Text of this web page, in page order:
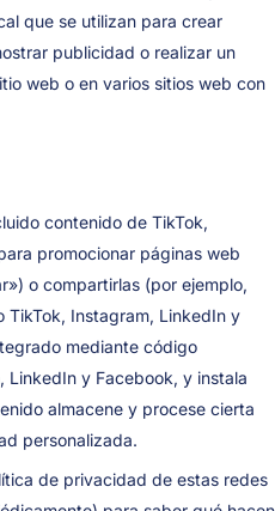
que se utilizan para crear
publicidad o realizar un
web o en varios sitios web con
contenido de TikTok,
promocionar páginas web
o compartirlas (por ejemplo,
TikTok, Instagram, LinkedIn y
mediante código
LinkedIn y Facebook, y instala
almacene y procese cierta
personalizada.
de privacidad de estas redes